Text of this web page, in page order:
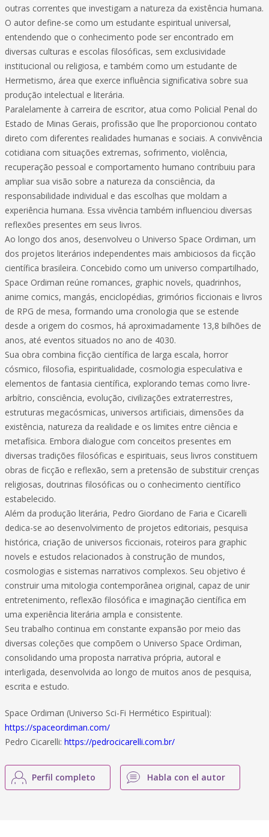
outras correntes que investigam a natureza da existência humana.
O autor define-se como um estudante espiritual universal,
entendendo que o conhecimento pode ser encontrado em
diversas culturas e escolas filosóficas, sem exclusividade
institucional ou religiosa, e também como um estudante de
Hermetismo, área que exerce influência significativa sobre sua
produção intelectual e literária.
Paralelamente à carreira de escritor, atua como Policial Penal do
Estado de Minas Gerais, profissão que lhe proporcionou contato
direto com diferentes realidades humanas e sociais. A convivência
cotidiana com situações extremas, sofrimento, violência,
recuperação pessoal e comportamento humano contribuiu para
ampliar sua visão sobre a natureza da consciência, da
responsabilidade individual e das escolhas que moldam a
experiência humana. Essa vivência também influenciou diversas
reflexões presentes em seus livros.
Ao longo dos anos, desenvolveu o Universo Space Ordiman, um
dos projetos literários independentes mais ambiciosos da ficção
científica brasileira. Concebido como um universo compartilhado,
Space Ordiman reúne romances, graphic novels, quadrinhos,
anime comics, mangás, enciclopédias, grimórios ficcionais e livros
de RPG de mesa, formando uma cronologia que se estende
desde a origem do cosmos, há aproximadamente 13,8 bilhões de
anos, até eventos situados no ano de 4030.
Sua obra combina ficção científica de larga escala, horror
cósmico, filosofia, espiritualidade, cosmologia especulativa e
elementos de fantasia científica, explorando temas como livre-
arbítrio, consciência, evolução, civilizações extraterrestres,
estruturas megacósmicas, universos artificiais, dimensões da
existência, natureza da realidade e os limites entre ciência e
metafísica. Embora dialogue com conceitos presentes em
diversas tradições filosóficas e espirituais, seus livros constituem
obras de ficção e reflexão, sem a pretensão de substituir crenças
religiosas, doutrinas filosóficas ou o conhecimento científico
estabelecido.
Além da produção literária, Pedro Giordano de Faria e Cicarelli
dedica-se ao desenvolvimento de projetos editoriais, pesquisa
histórica, criação de universos ficcionais, roteiros para graphic
novels e estudos relacionados à construção de mundos,
cosmologias e sistemas narrativos complexos. Seu objetivo é
construir uma mitologia contemporânea original, capaz de unir
entretenimento, reflexão filosófica e imaginação científica em
uma experiência literária ampla e consistente.
Seu trabalho continua em constante expansão por meio das
diversas coleções que compõem o Universo Space Ordiman,
consolidando uma proposta narrativa própria, autoral e
interligada, desenvolvida ao longo de muitos anos de pesquisa,
escrita e estudo.
Space Ordiman (Universo Sci-Fi Hermético Espiritual):
https://spaceordiman.com/
Pedro Cicarelli: https://pedrocicarelli.com.br/
Perfil completo Habla con el autor